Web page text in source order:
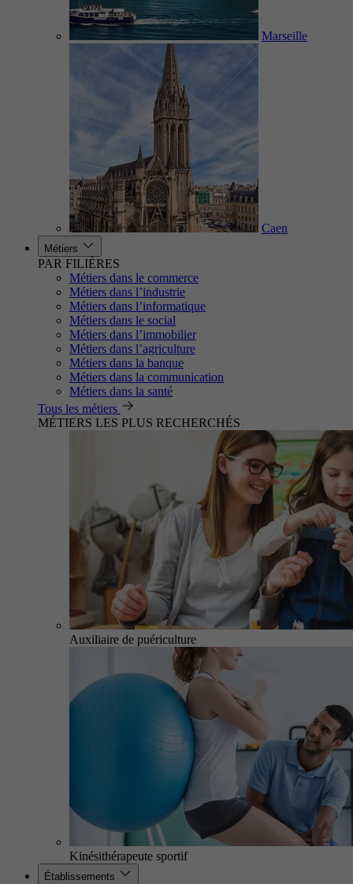
Marseille
Caen
Métiers
PAR FILIÈRES
Métiers dans le commerce
Métiers dans l’industrie
Métiers dans l’informatique
Métiers dans le social
Métiers dans l’immobilier
Métiers dans l’agriculture
Métiers dans la banque
Métiers dans la communication
Métiers dans la santé
Tous les métiers
MÉTIERS LES PLUS RECHERCHÉS
Auxiliaire de puériculture
Kinésithérapeute sportif
Établissements